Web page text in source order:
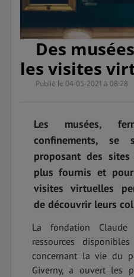
Des
les visites
Publié le 04-05-2021 à 08:28
Les musées,
confinements, se
proposant des
plus fournis et
visites virtuelles
de découvrir leurs
La fondation
ressources
concernant la vie du
Giverny, a ouvert les